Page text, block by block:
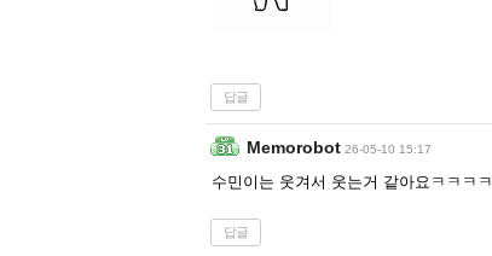
답글
Memorobot 26-05-10 15:17
수민이는 웃겨서 웃는거 같아요ㅋㅋㅋㅋ
답글